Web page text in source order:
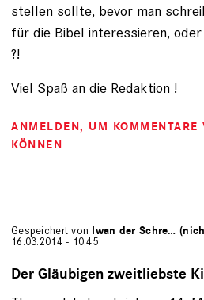
stellen sollte, bevor man
für die Bibel interessieren,
?!
Viel Spaß an die Redaktion !
ANMELDEN, UM KOMMENTARE
KÖNNEN
Gespeichert von Iwan der Schre…
16.03.2014 - 10:45
Der Gläubigen zweitliebste